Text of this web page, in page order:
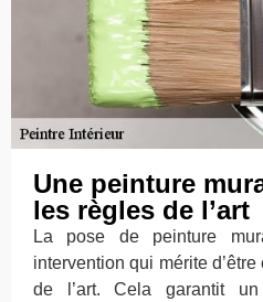
Une peinture
les règles de l’art
La pose de peinture
intervention qui mérite
de l’art. Cela garantit